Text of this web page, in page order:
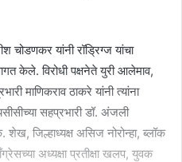
चोडणकर यांनी रॉड्रिग्ज यांचा
केले. विरोधी पक्षनेते युरी आलेमाव,
माणिकराव ठाकरे यांनी त्यांना
सहप्रभारी डॉ. अंजली
शेख, जिल्हाध्यक्ष असिज नोरोन्हा, ब्लॉक
अध्यक्षा प्रतीक्षा खलप, युवक